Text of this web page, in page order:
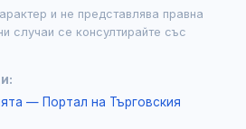
и не представлява правна
случаи се консултирайте със
— Портал на Търговския